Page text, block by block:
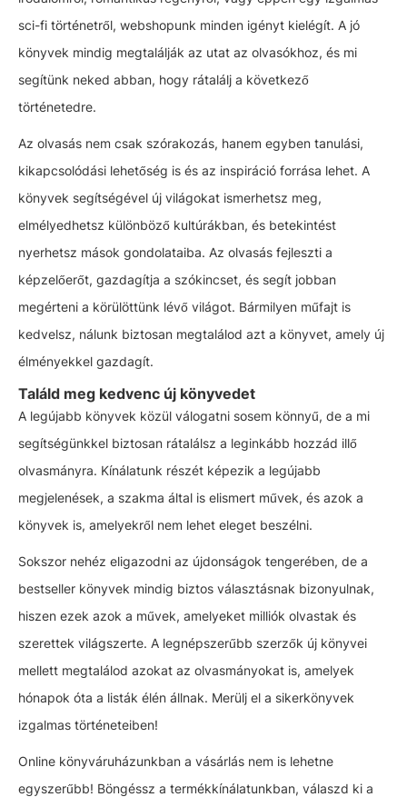
sci-fi történetről, webshopunk minden igényt kielégít. A jó
könyvek mindig megtalálják az utat az olvasókhoz, és mi
segítünk neked abban, hogy rátalálj a következő
történetedre.
Az olvasás nem csak szórakozás, hanem egyben tanulási,
kikapcsolódási lehetőség is és az inspiráció forrása lehet. A
könyvek segítségével új világokat ismerhetsz meg,
elmélyedhetsz különböző kultúrákban, és betekintést
nyerhetsz mások gondolataiba. Az olvasás fejleszti a
képzelőerőt, gazdagítja a szókincset, és segít jobban
megérteni a körülöttünk lévő világot. Bármilyen műfajt is
kedvelsz, nálunk biztosan megtalálod azt a könyvet, amely új
élményekkel gazdagít.
Találd meg kedvenc új könyvedet
A legújabb könyvek közül válogatni sosem könnyű, de a mi
segítségünkkel biztosan rátalálsz a leginkább hozzád illő
olvasmányra. Kínálatunk részét képezik a legújabb
megjelenések, a szakma által is elismert művek, és azok a
könyvek is, amelyekről nem lehet eleget beszélni.
Sokszor nehéz eligazodni az újdonságok tengerében, de a
bestseller könyvek mindig biztos választásnak bizonyulnak,
hiszen ezek azok a művek, amelyeket milliók olvastak és
szerettek világszerte. A legnépszerűbb szerzők új könyvei
mellett megtalálod azokat az olvasmányokat is, amelyek
hónapok óta a listák élén állnak. Merülj el a sikerkönyvek
izgalmas történeteiben!
Online könyváruházunkban a vásárlás nem is lehetne
egyszerűbb! Böngéssz a termékkínálatunkban, válaszd ki a